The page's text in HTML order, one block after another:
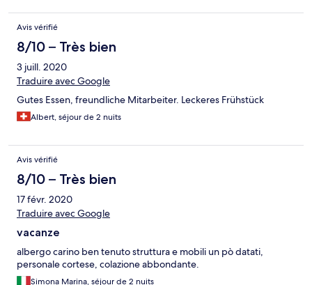
Jahre.
Avis vérifié
8/10 – Très bien
3 juill. 2020
Traduire avec Google
Gutes Essen, freundliche Mitarbeiter. Leckeres Frühstück
Albert, séjour de 2 nuits
Avis vérifié
8/10 – Très bien
17 févr. 2020
Traduire avec Google
vacanze
albergo carino ben tenuto struttura e mobili un pò datati,
personale cortese, colazione abbondante.
Simona Marina, séjour de 2 nuits